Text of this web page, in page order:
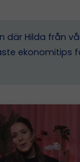
där Hilda från
ekonomitips